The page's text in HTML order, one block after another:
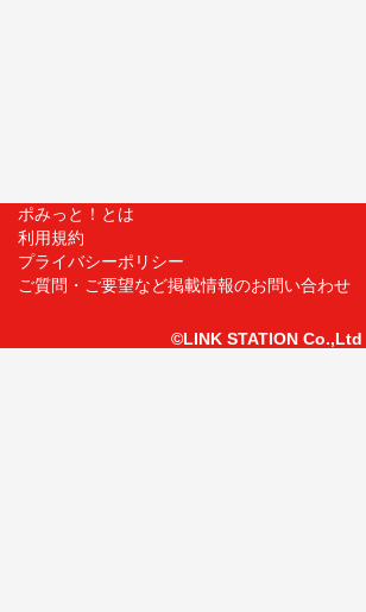
ポみっと！とは
利用規約
プライバシーポリシー
ご質問・ご要望など掲載情報のお問い合わせ
©LINK STATION Co.,Ltd